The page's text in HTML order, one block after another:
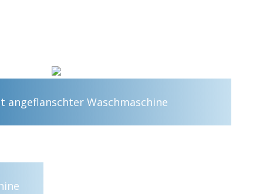
angeflanschter Waschmaschine